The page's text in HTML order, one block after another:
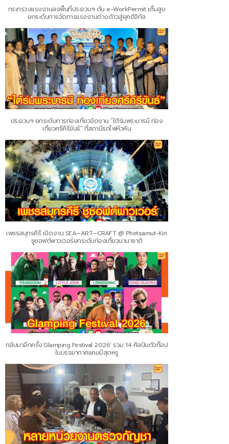
กระทรวงแรงงานลงพื้นที่ประจวบฯ ดัน e-WorkPermit เต็มสูบ
ยกระดับการจัดการแรงงานต่างด้าวสู่ยุคดิจิทัล
ประจวบฯ ยกระดับการท่องเที่ยวจัดงาน “ใต้ร่มพระบารมี ท่อง
เที่ยวศรีคีรีขันธ์” ที่สถานีรถไฟหัวหิน
เพชรสมุทรคีรี เปิดงาน SEA–ART–CRAFT @ Phetsamut-Kiri
ชูซอฟต์พาวเวอร์ยกระดับท่องเที่ยวนานาชาติ
กลับมาอีกครั้ง‘Glamping Festival 2026’ รวม 14 ศิลปินตัวท็อป
ในบรรยากาศแคมป์สุดหรู